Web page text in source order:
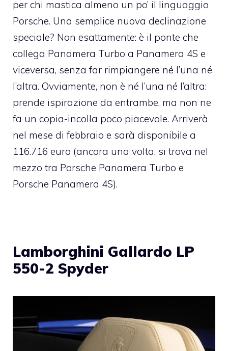
per chi mastica almeno un po’ il linguaggio
Porsche. Una semplice nuova declinazione
speciale? Non esattamente: è il ponte che
collega Panamera Turbo a Panamera 4S e
viceversa, senza far rimpiangere né l’una né
l’altra. Ovviamente, non è né l’una né l’altra:
prende ispirazione da entrambe, ma non ne
fa un copia-incolla poco piacevole. Arriverà
nel mese di febbraio e sarà disponibile a
116.716 euro (ancora una volta, si trova nel
mezzo tra Porsche Panamera Turbo e
Porsche Panamera 4S).
Lamborghini Gallardo LP
550-2 Spyder